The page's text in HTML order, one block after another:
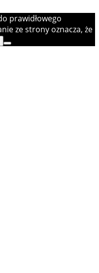
prawidłowego
ze strony oznacza, że